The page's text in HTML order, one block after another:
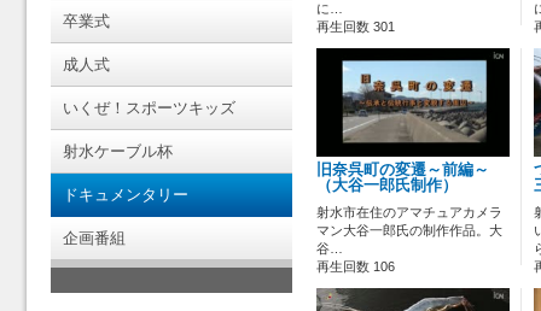
卒業式
成人式
いくぜ！スポーツキッズ
射水ケーブル杯
ドキュメンタリー
企画番組
に…
再生回数 301
旧奈呉町の変遷～前編～
（大谷一郎氏制作）
射水市在住のアマチュアカメラ
マン大谷一郎氏の制作作品。大
谷…
再生回数 106